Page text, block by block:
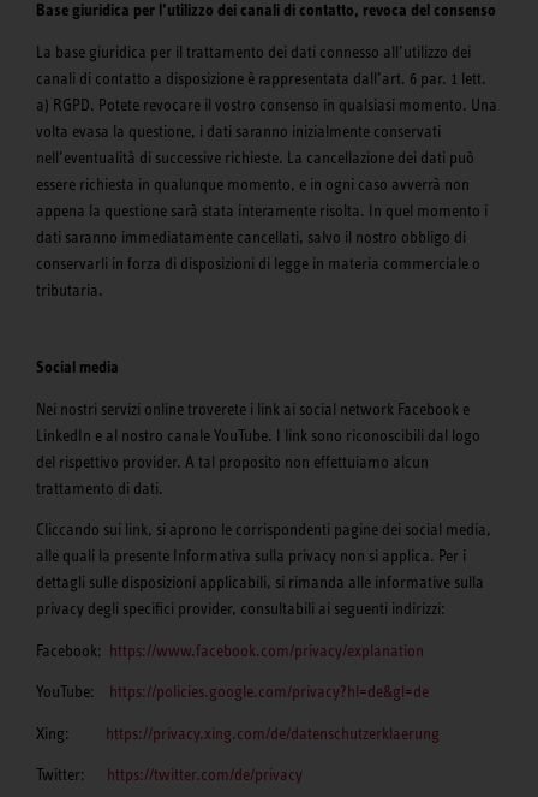
Base giuridica per l’utilizzo dei canali di contatto, revoca del consenso
La base giuridica per il trattamento dei dati connesso all’utilizzo dei
canali di contatto a disposizione è rappresentata dall’art. 6 par. 1 lett.
a) RGPD. Potete revocare il vostro consenso in qualsiasi momento. Una
volta evasa la questione, i dati saranno inizialmente conservati
nell’eventualità di successive richieste. La cancellazione dei dati può
essere richiesta in qualunque momento, e in ogni caso avverrà non
appena la questione sarà stata interamente risolta. In quel momento i
dati saranno immediatamente cancellati, salvo il nostro obbligo di
conservarli in forza di disposizioni di legge in materia commerciale o
tributaria.
Social media
Nei nostri servizi online troverete i link ai social network Facebook e
LinkedIn e al nostro canale YouTube. I link sono riconoscibili dal logo
del rispettivo provider. A tal proposito non effettuiamo alcun
trattamento di dati.
Cliccando sui link, si aprono le corrispondenti pagine dei social media,
alle quali la presente Informativa sulla privacy non si applica. Per i
dettagli sulle disposizioni applicabili, si rimanda alle informative sulla
privacy degli specifici provider, consultabili ai seguenti indirizzi:
Facebook: https://www.facebook.com/privacy/explanation
YouTube: https://policies.google.com/privacy?hl=de&gl=de
Xing: https://privacy.xing.com/de/datenschutzerklaerung
Twitter: https://twitter.com/de/privacy